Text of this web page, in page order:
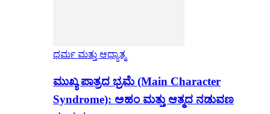
ಧರ್ಮ ಮತ್ತು ಆಧ್ಯಾತ್ಮ
ಮುಖ್ಯ ಪಾತ್ರದ ಭ್ರಮೆ (Main Character
Syndrome): ಅಹಂ ಮತ್ತು ಆತ್ಮದ ನಡುವಣ